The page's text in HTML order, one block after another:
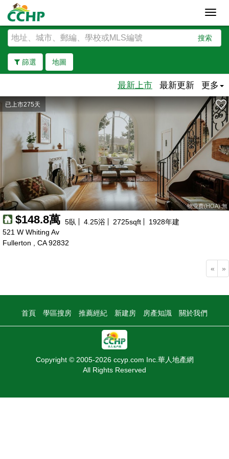
搜索
篩選 地圖
去除邊界
最新上市 最新更新 更多
已上市275天
物业费(HOA):無
$148.8萬 5臥 4.25浴 2725sqft 1928年建
521 W Whiting Av
Fullerton , CA 92832
« »
首頁 學區搜房 推薦經紀 新建房 房產知識 關於我們
Copyright © 2005-2026 ccyp.com Inc.華人地產網
All Rights Reserved